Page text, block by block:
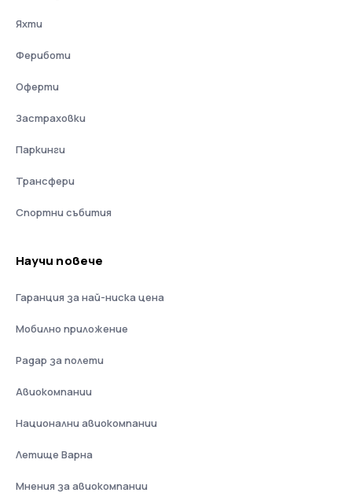
Яхти
Фериботи
Оферти
Застраховки
Паркинги
Трансфери
Спортни събития
Научи повече
Гаранция за най-ниска цена
Мобилно приложение
Радар за полети
Авиокомпании
Национални авиокомпании
Летище Варна
Мнения за авиокомпании